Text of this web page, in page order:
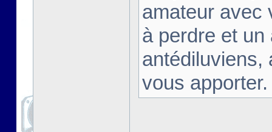
amateur avec
à perdre et
antédiluviens,
vous